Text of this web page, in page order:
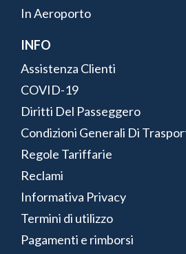
In Aeroporto
INFO
Assistenza Clienti
COVID-19
Diritti Del Passeggero
Condizioni Generali Di
Regole Tariffarie
Reclami
Informativa Privacy
Termini di utilizzo
Pagamenti e rimborsi